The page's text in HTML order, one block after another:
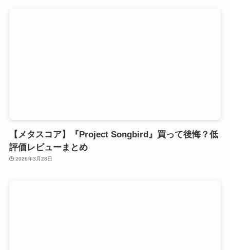
【メタスコア】『Project Songbird』買って後悔？低
評価レビューまとめ
2026年3月28日